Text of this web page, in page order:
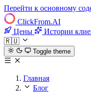
Перейти к основному
ClickFrom.AI
Цены
Истории
🇷🇺
Toggle theme
Главная
Блог